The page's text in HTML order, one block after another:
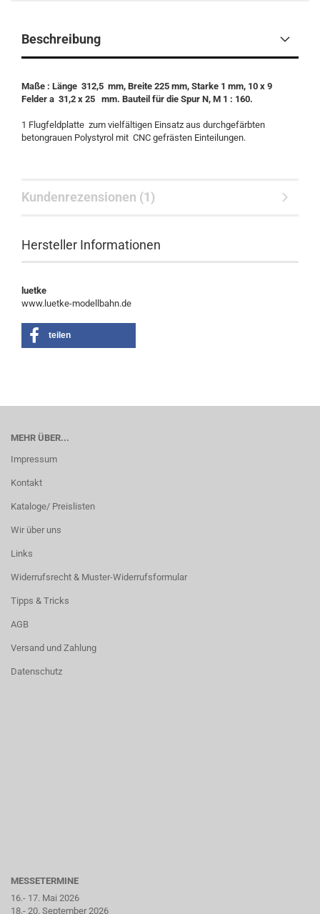
Beschreibung
Maße : Länge 312,5 mm, Breite 225 mm, Starke 1 mm, 10 x 9
Felder a 31,2 x 25 mm. Bauteil für die Spur N, M 1 : 160.
1 Flugfeldplatte zum vielfältigen Einsatz aus durchgefärbten
betongrauen Polystyrol mit CNC gefrästen Einteilungen.
Kundenrezensionen (1)
Hersteller Informationen
luetke
www.luetke-modellbahn.de
teilen
MEHR ÜBER...
Impressum
Kontakt
Kataloge/ Preislisten
Wir über uns
Links
Widerrufsrecht & Muster-Widerrufsformular
Tipps & Tricks
AGB
Versand und Zahlung
Datenschutz
MESSETERMINE
16.- 17. Mai 2026
18.- 20. September 2026